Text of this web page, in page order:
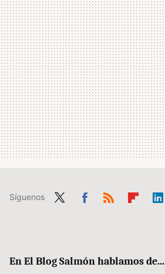
Síguenos
En El Blog Salmón hablamos de...